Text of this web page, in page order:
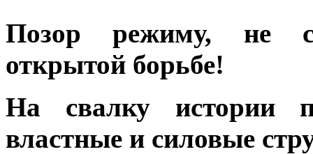
Позор режиму, не
открытой борьбе!
На свалку истории
властные и силовые